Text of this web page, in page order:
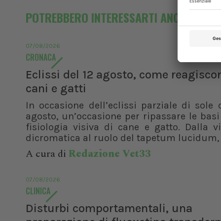
POTREBBERO INTERESSARTI ANCHE
07/08/2026
CRONACA
Eclissi del 12 agosto, come
cani e gatti
In occasione dell’eclissi parziale di sole
agosto, un’occasione per ripassare le
fisiologia visiva di cane e gatto. Dalla
dicromatica al ruolo del tapetum lucidum,
A cura di Redazione Vet33
07/08/2026
CLINICA
Disturbi comportamentali, una